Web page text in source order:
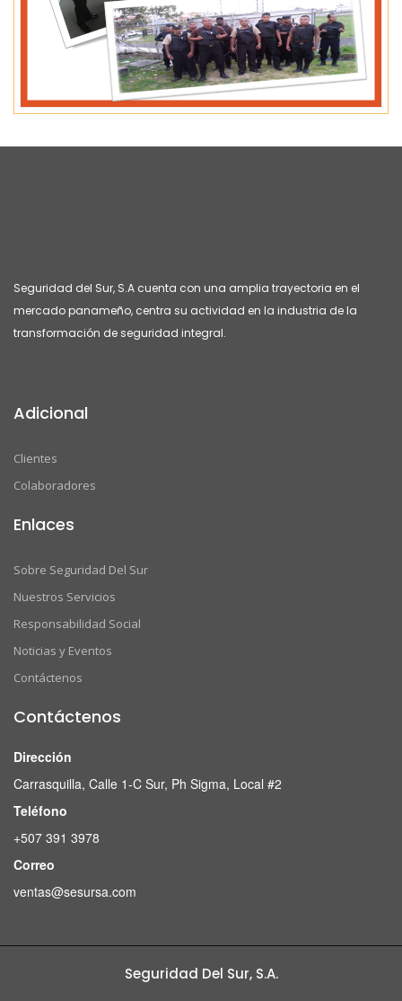
Seguridad del Sur, S.A cuenta con una amplia trayectoria en el
mercado panameño, centra su actividad en la industria de la
transformación de seguridad integral.
Adicional
Clientes
Colaboradores
Enlaces
Sobre Seguridad Del Sur
Nuestros Servicios
Responsabilidad Social
Noticias y Eventos
Contáctenos
Contáctenos
Dirección
Carrasquilla, Calle 1-C Sur, Ph Sigma, Local #2
Teléfono
+507 391 3978
Correo
ventas@sesursa.com
Seguridad Del Sur, S.A.